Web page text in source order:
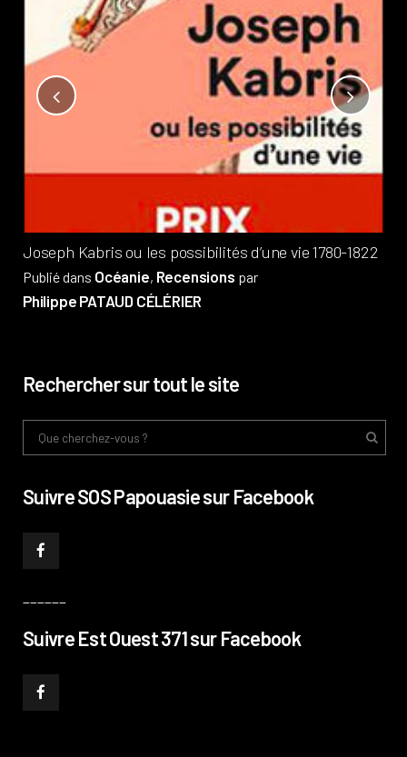
Joseph Kabris ou les possibilités d’une vie 1780-1822
Publié dans Océanie, Recensions par
Philippe PATAUD CÉLÉRIER
Rechercher sur tout le site
Suivre SOS Papouasie sur Facebook
Suivre Est Ouest 371 sur Facebook